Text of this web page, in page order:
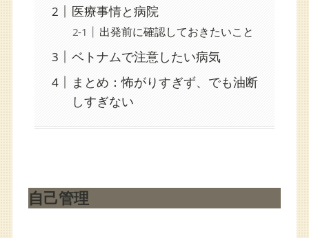
医療事情と病院
出発前に確認しておきたいこと
ベトナムで注意したい病気
まとめ：怖がりすぎず、でも油断
しすぎない
自己管理